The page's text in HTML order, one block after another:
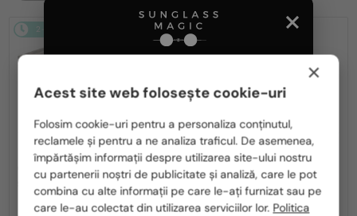
2-4 ZILE
Saint Laurent —
Ochelari de soare
SL M153 - 003 - 55
CU LENTILĂ MONOFOCALĂ PLUS
330 RON
Saint Laurent — Cadru optic
SL M94 OPT - 001 - 53
România / RO
Polska / PL
Magyarország / HU
×
Acest site web folosește cookie-uri
Folosim cookie-uri pentru a personaliza conținutul,
reclamele și pentru a ne analiza traficul. De asemenea,
împărtășim informații despre utilizarea site-ului nostru
cu partenerii noștri de publicitate și analiză, care le pot
combina cu alte informații pe care le-ați furnizat sau pe
care le-au colectat din utilizarea serviciilor lor. Politica